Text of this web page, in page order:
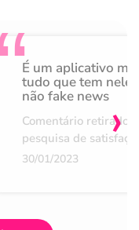
É um aplicativo
tudo que tem nele
não fake news
Comentário retirado
pesquisa de
30/01/2023
›